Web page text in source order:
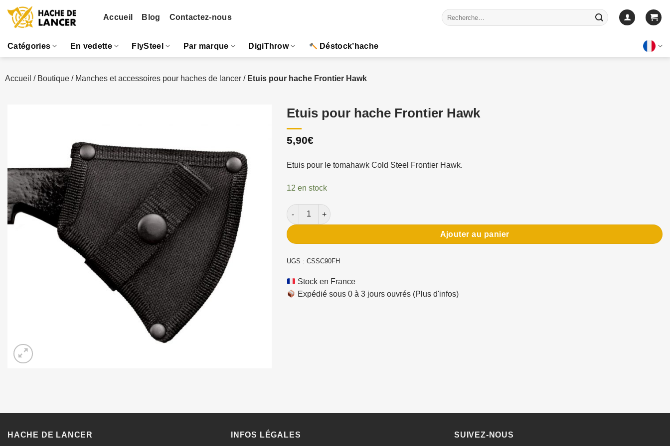
Passer
contenu
Accueil Blog Contactez-nous
Recherche
pour :
Catégories En vedette FlySteel Par marque DigiThrow Déstock’hache
Accueil / Boutique/ Manches et accessoires pour haches de lancer/ Etuis pour hache Frontier Hawk
Etuis pour hache Frontier Hawk
5,90€
Etuis pour le tomahawk Cold Steel Frontier Hawk.
12 en stock
quantité de Etuis pour hache Frontier Hawk
Ajouter au panier
UGS : CSSC90FH
Stock en France
Expédié sous 0 à 3 jours ouvrés (Plus d'infos)
HACHE DE LANCER INFOS LÉGALES SUIVEZ-NOUS